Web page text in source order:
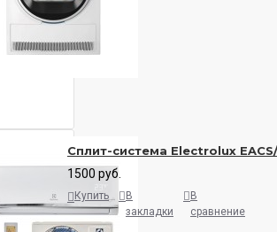
Сплит-система Electrolux
1500 руб.
Купить
В
закладки
В
сравнение